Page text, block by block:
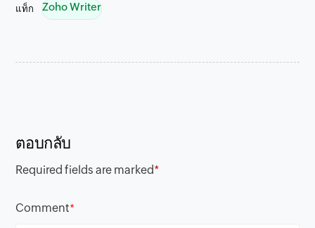
แท็ก Zoho Writer
ตอบกลับ
Required fields are marked*
Comment*